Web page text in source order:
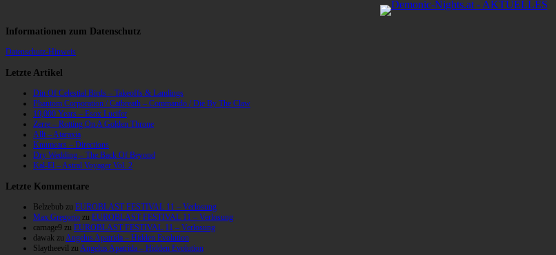
Informationen zum Datenschutz
Datenschutz-Hinweis
Letzte Artikel
Din Of Celestial Birds – Takeoffs & Landings
Phantom Corporation / Catbreath – Commando / Die By The Claw
10,000 Years – Esox Lucifer
Zerre – Rotting On A Golden Throne
Allt – Ataraxia
Knumears – Directions
Dry Wedding – The Back Of Beyond
Kal-El – Astral Voyager Vol. 2
Letzte Kommentare
Belzebub zu EUROBLAST FESTIVAL 11 – Verlosung
Max Gregorio zu EUROBLAST FESTIVAL 11 – Verlosung
carnage9 zu EUROBLAST FESTIVAL 11 – Verlosung
dawak zu Angelus Apatrida – Hidden Evolution
Slaytheevil zu Angelus Apatrida – Hidden Evolution